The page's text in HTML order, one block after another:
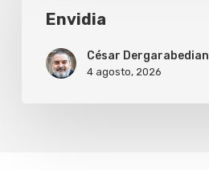
Envidia
César Dergarabedian
4 agosto, 2026